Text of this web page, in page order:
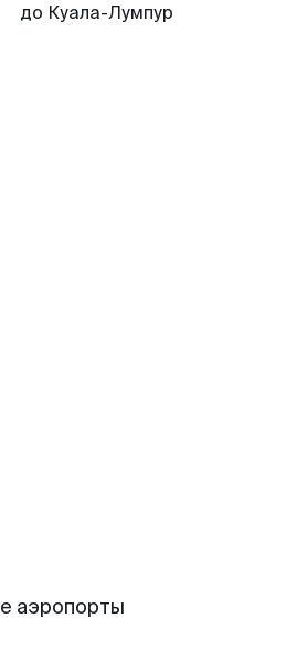
до Куала-Лумпур
аэропорты